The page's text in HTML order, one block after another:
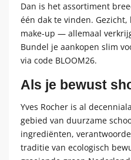
Dan is het assortiment
één dak te vinden.
make-up — allemaal
Bundel je aankopen slim
via code BLOOM26.
Als je bewust
Yves Rocher is al
gebied van duurzame
ingrediënten,
traditie van ecologisch